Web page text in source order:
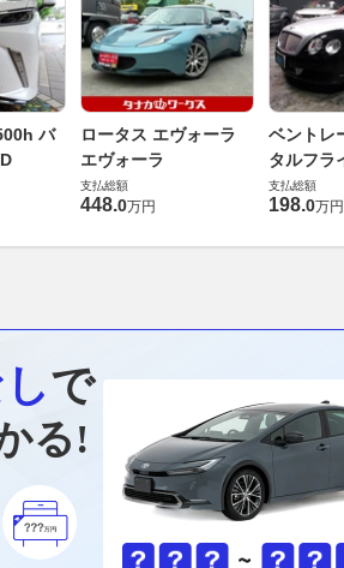
バ
ロータス エヴォーラ
エヴォーラ
支払総額
448.0万円
ベントレ
タルフラ
6.0 4WD
支払総額
198.0万円
で
る!